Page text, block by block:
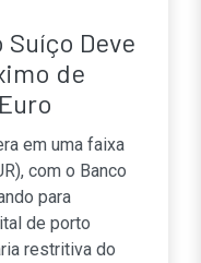
Deve
de
em uma faixa
com o Banco
para
de porto
restritiva do